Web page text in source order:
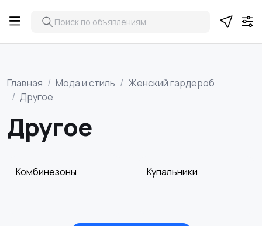
Главная Мода и стиль
Женский гардероб
Другое
Другое
Комбинезоны Купальники